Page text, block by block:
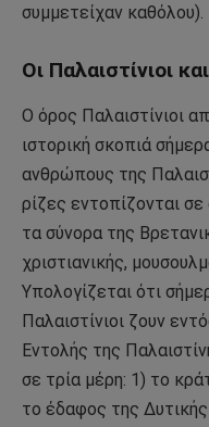
συμμετείχαν καθόλου).
Οι Παλαιστίνιοι
Ο όρος Παλαιστίνιοι
ιστορική σκοπιά
ανθρώπους της
ρίζες εντοπίζονται
τα σύνορα της
χριστιανικής,
Υπολογίζεται ότι
Παλαιστίνιοι ζουν
Εντολής της
σε τρία μέρη: 1) το
το έδαφος της